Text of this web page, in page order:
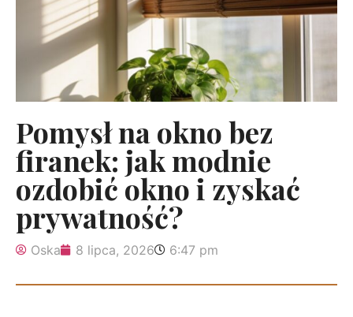
Pomysł na okno bez
firanek: jak modnie
ozdobić okno i zyskać
prywatność?
Oska 8 lipca, 2026 6:47 pm